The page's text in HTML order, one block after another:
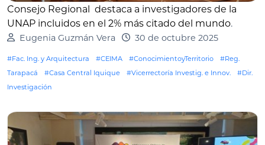
Consejo Regional destaca a investigadores de la
UNAP incluidos en el 2% más citado del mundo.
Eugenia Guzmán Vera 30 de octubre 2025
#Fac. Ing. y Arquitectura #CEIMA #ConocimientoyTerritorio
#Reg.
Tarapacá
#Casa Central Iquique #Vicerrectoría Investig. e Innov.
#Dir.
Investigación